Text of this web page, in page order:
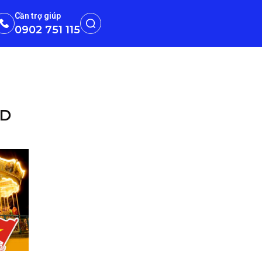
Cần trợ giúp
0902 751 115